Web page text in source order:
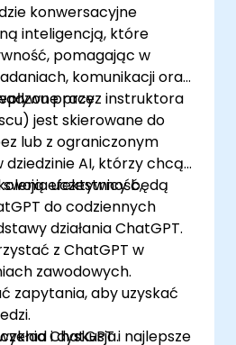
i inteligentne systemy
konwersacyjne
inteligencją, które
pomagając w
komunikacji oraz
pracy.
przez instruktora
jest skierowane do
lub z ograniczonym
dziedzinie AI, którzy chcą
efektywność,
do codziennych
uczestnicy będą
działania ChatGPT.
z ChatGPT w
zawodowych.
zapytania, aby uzyskać
ChatGPT i najlepsze
i dyskusja.